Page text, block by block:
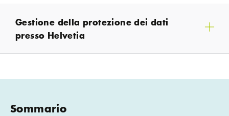
Gestione della protezione dei dati
presso Helvetia
Sommario